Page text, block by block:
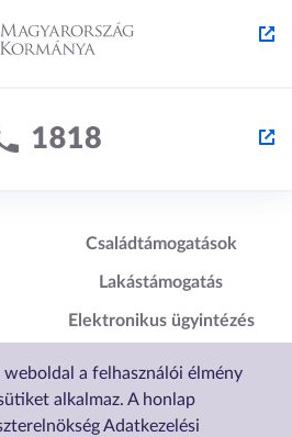
a felhasználói élmény
alkalmaz. A honlap
Adatkezelési
Lábléc2
Családtámogatások
Lakástámogatás
Elektronikus ügyintézés